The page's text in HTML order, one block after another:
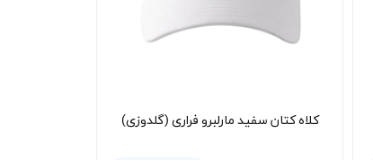
کلاه کتان سفید مارلبرو فراری (گلدوزی)